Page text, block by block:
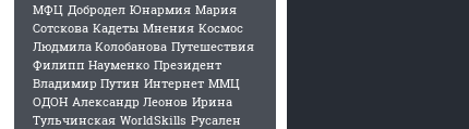
МФЦ Добродел Юнармия Мария
Сотскова Кадеты Мнения Космос
Людмила Колобанова Путешествия
Филипп Науменко Президент
Владимир Путин Интернет ММЦ
ОДОН Александр Леонов Ирина
Тульчинская WorldSkills Русален